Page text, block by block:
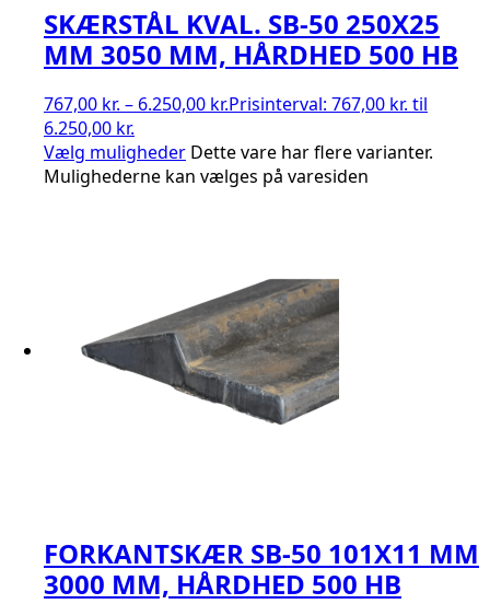
SKÆRSTÅL KVAL. SB-50 250X25
MM 3050 MM, HÅRDHED 500 HB
767,00 kr. – 6.250,00 kr.Prisinterval: 767,00 kr. til
6.250,00 kr.
Vælg muligheder Dette vare har flere varianter.
Mulighederne kan vælges på varesiden
FORKANTSKÆR SB-50 101X11 MM
3000 MM, HÅRDHED 500 HB